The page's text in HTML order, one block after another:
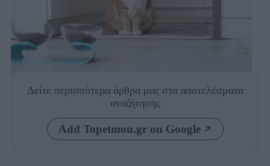
Photo: Shutterstock
Δείτε περισσότερα άρθρα μας στα αποτελέσματα
αναζήτησης
Add Topetmou.gr on Google